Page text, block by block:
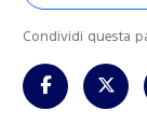
Condividi questa